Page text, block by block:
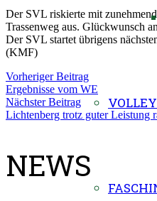
Der SVL riskierte mit
Trassenweg aus. Glückwunsch
Der SVL startet übrigens
(KMF)
Vorheriger Beitrag
Ergebnisse vom WE
Nächster Beitrag
Lichtenberg trotz guter Leistung
NEWS